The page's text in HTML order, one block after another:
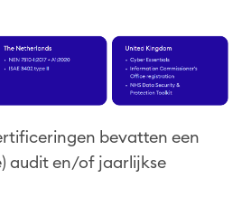
bevatten een
audit en/of jaarlijkse